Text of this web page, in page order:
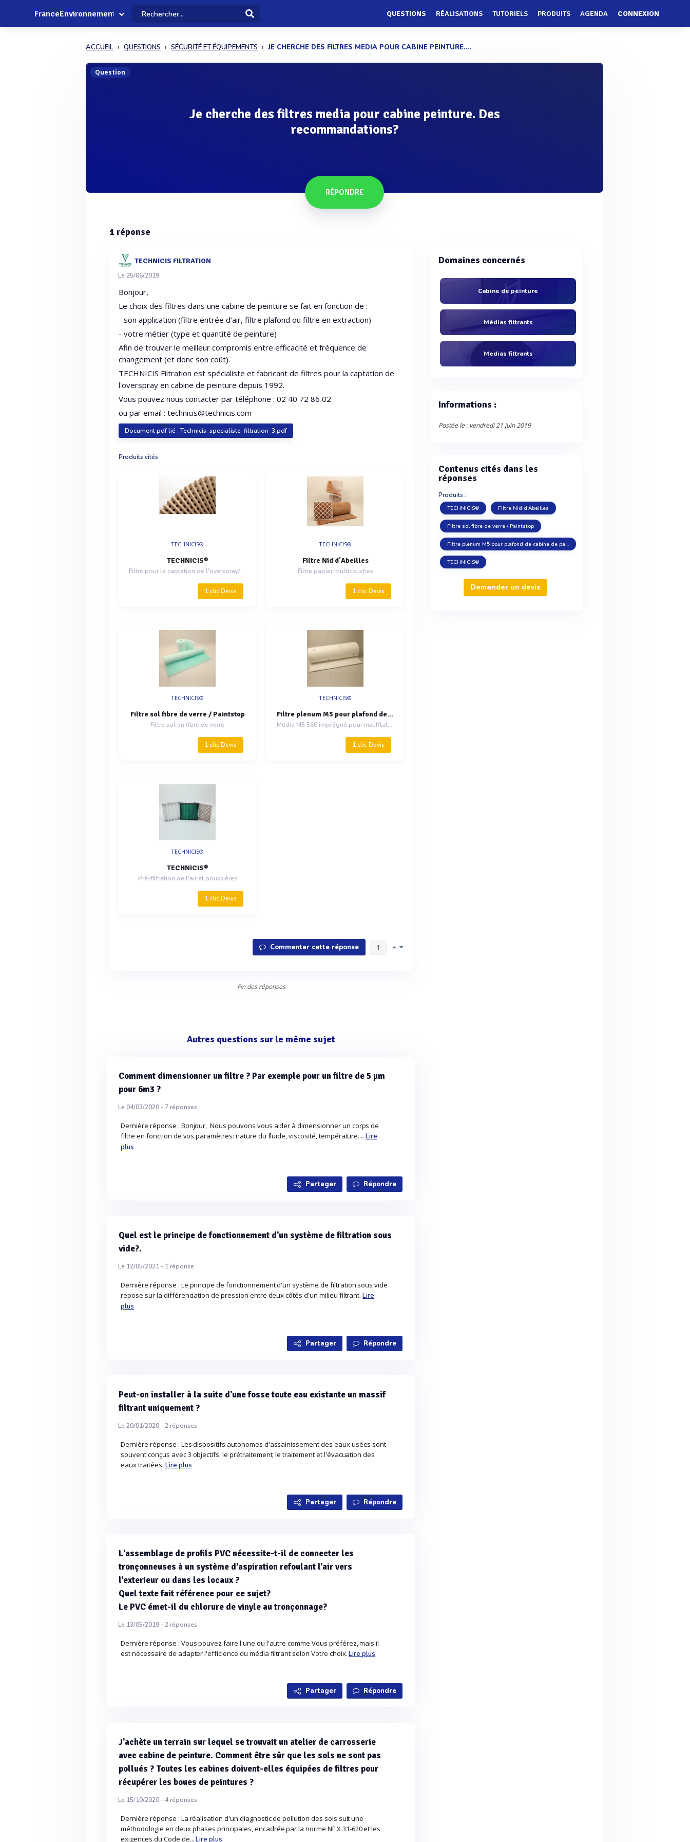
FranceEnvironnement QUESTIONS RÉALISATIONS TUTORIELS PRODUITS AGENDA CONNEXION
ACCUEIL QUESTIONS SÉCURITÉ ET ÉQUIPEMENTS JE CHERCHE DES FILTRES MEDIA POUR CABINE PEINTURE....
Question
Je cherche des filtres media pour cabine peinture. Des
recommandations?
RÉPONDRE
1 réponse
TECHNICIS FILTRATION
Le 25/06/2019
Bonjour,
Le choix des filtres dans une cabine de peinture se fait en fonction de :
- son application (filtre entrée d'air, filtre plafond ou filtre en extraction)
- votre métier (type et quantité de peinture)
Afin de trouver le meilleur compromis entre efficacité et fréquence de
changement (et donc son coût).
TECHNICIS Filtration est spécialiste et fabricant de filtres pour la captation de
l'overspray en cabine de peinture depuis 1992.
Vous pouvez nous contacter par téléphone : 02 40 72 86 02
ou par email : technicis@technicis.com
Document pdf lié : Technicis_specialiste_filtration_3.pdf
Produits cités
TECHNICIS®
TECHNICIS®
Filtre pour la captation de l'overspray/brouillard de peinture/produit liquide pulvérisé
1 clic Devis
TECHNICIS®
Filtre Nid d'Abeilles
Filtre papier multicouches
1 clic Devis
TECHNICIS®
Filtre sol fibre de verre / Paintstop
Filtre sol en fibre de verre
1 clic Devis
TECHNICIS®
Filtre plenum M5 pour plafond de cabine de peinture
Média M5 560 imprégné pour insufflation d'air en cabine de peinture
1 clic Devis
TECHNICIS®
TECHNICIS®
Pré-filtration de l'air et poussières
1 clic Devis
Commenter cette réponse 1
Fin des réponses
Autres questions sur le même sujet
Comment dimensionner un filtre ? Par exemple pour un filtre de 5 µm
pour 6m3 ?
Le 04/03/2020 -7réponses
Dernière réponse : Bonjour, Nous pouvons vous aider à dimensionner un corps de
filtre en fonction de vos paramètres: nature du fluide, viscosité, température....Lire
plus
Partager Répondre
Quel est le principe de fonctionnement d'un système de filtration sous
vide?.
Le 12/05/2021 - 1réponse
Dernière réponse : Le principe de fonctionnement d'un système de filtration sous vide
repose sur la différenciation de pression entre deux côtés d'un milieu filtrant.Lire
plus
Partager Répondre
Peut-on installer à la suite d'une fosse toute eau existante un massif
filtrant uniquement ?
Le 20/01/2020 -2réponses
Dernière réponse : Les dispositifs autonomes d'assainissement des eaux usées sont
souvent conçus avec 3 objectifs: le prétraitement, le traitement et l'évacuation des
eaux traitées. Lire plus
Partager Répondre
L'assemblage de profils PVC nécessite-t-il de connecter les
tronçonneuses à un système d'aspiration refoulant l'air vers
l'exterieur ou dans les locaux ?
Quel texte fait référence pour ce sujet?
Le PVC émet-il du chlorure de vinyle au tronçonnage?
Le 13/05/2019 -2réponses
Dernière réponse : Vous pouvez faire l'une ou l'autre comme Vous préférez, mais il
est nècessaire de adapter l'efficience du média filtrant selon Votre choix.Lire plus
Partager Répondre
J'achète un terrain sur lequel se trouvait un atelier de carrosserie
avec cabine de peinture. Comment être sûr que les sols ne sont pas
pollués ? Toutes les cabines doivent-elles équipées de filtres pour
récupérer les boues de peintures ?
Le 15/10/2020 - 4réponses
Dernière réponse : La réalisation d'un diagnostic de pollution des sols suit une
méthodologie en deux phases principales, encadrée par la norme NF X 31-620 et les
exigences du Code de...Lire plus
Domaines concernés
Cabine de peinture
Médias filtrants
Medias filtrants
Informations :
Postée le : vendredi 21 juin 2019
Contenus cités dans les
réponses
Produits :
TECHNICIS® Filtre Nid d'Abeilles
Filtre sol fibre de verre / Paintstop
Filtre plenum M5 pour plafond de cabine de peinture
TECHNICIS®
Demander un devis